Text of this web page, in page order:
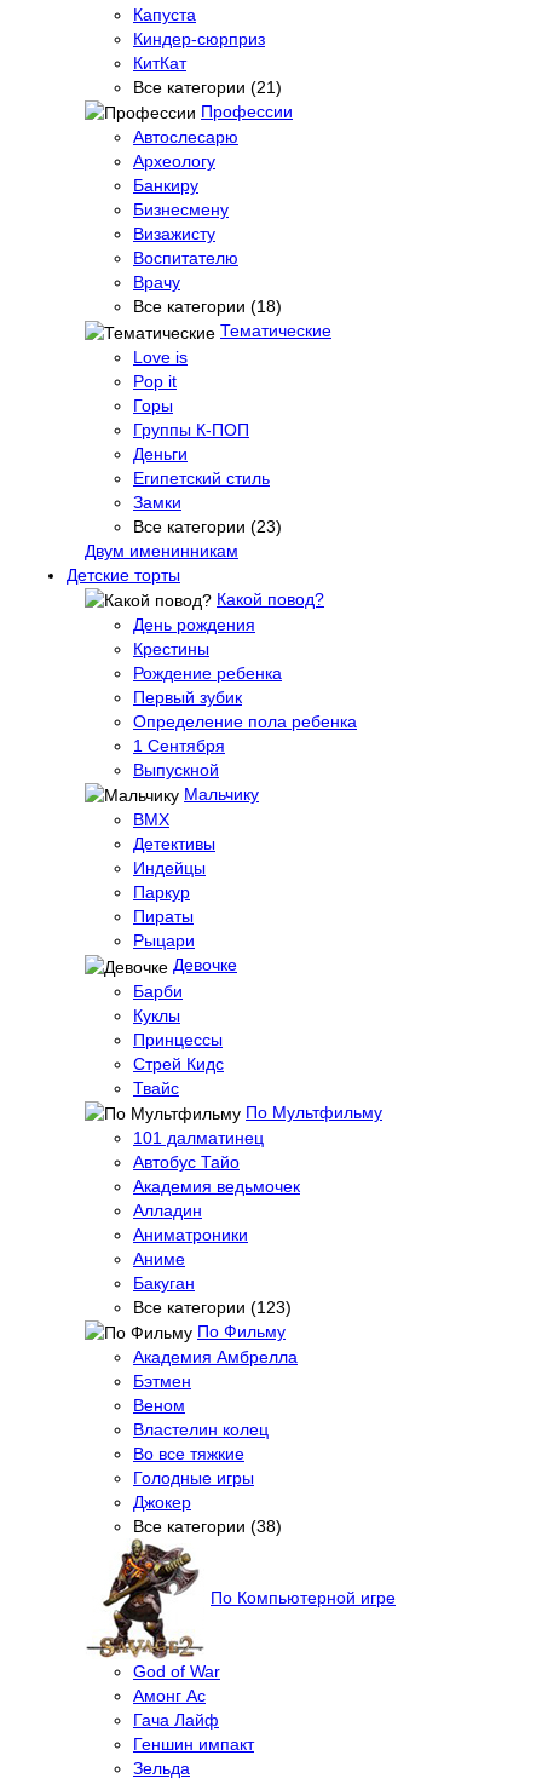
Капуста
Киндер-сюрприз
КитКат
Все категории (21)
Профессии
Автослесарю
Археологу
Банкиру
Бизнесмену
Визажисту
Воспитателю
Врачу
Все категории (18)
Тематические
Love is
Pop it
Горы
Группы К-ПОП
Деньги
Египетский стиль
Замки
Все категории (23)
Двум именинникам
Детские торты
Какой повод?
День рождения
Крестины
Рождение ребенка
Первый зубик
Определение пола ребенка
1 Сентября
Выпускной
Мальчику
BMX
Детективы
Индейцы
Паркур
Пираты
Рыцари
Девочке
Барби
Куклы
Принцессы
Стрей Кидс
Твайс
По Мультфильму
101 далматинец
Автобус Тайо
Академия ведьмочек
Алладин
Аниматроники
Аниме
Бакуган
Все категории (123)
По Фильму
Академия Амбрелла
Бэтмен
Веном
Властелин колец
Во все тяжкие
Голодные игры
Джокер
Все категории (38)
По Компьютерной игре
God of War
Амонг Ас
Гача Лайф
Геншин импакт
Зельда